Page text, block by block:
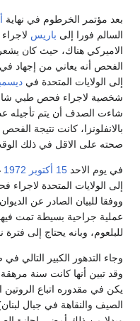
بعد مؤتمر الخرطوم في نهاية
السالم فورا إلى باريس
الاميركي هناك، حيث كان
الفحص أنه يعاني من إجهاد في
إلى الولايات المتحدة في
شخصية لاجراء فحص طبي
شاءت الصدف أن يتم تأجيله
بالانفلونزا، كانت نتيجة
صحته على الاقل في ذلك
في يوم الاحد 15 أكتوبر 1972
إلى الولايات المتحدة
ووفقا للبيان الصادر عن
عملية جراحية بسيطة تمت
للبلعوم، وبانه يحتاج إلى فترة نقاهة
وجاء التدهور الكبير التالي
وقد تبين أنها كانت سنة
يكن في مقدوره اتباع الروتين
الصيف والنقاهة في جبال